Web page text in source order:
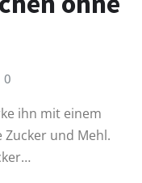
0
ihn mit einem
und Mehl.